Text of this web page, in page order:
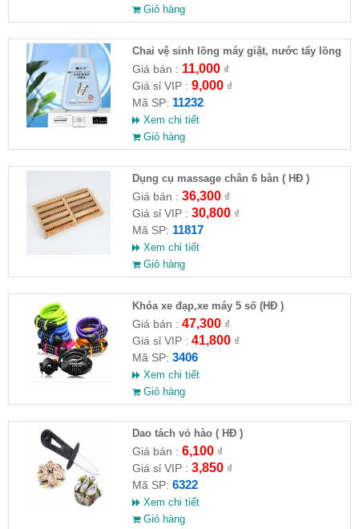
Giỏ hàng
Chai vệ sinh lồng máy giặt, nước tẩy lồng
máy giặt CLEANING FLUID
Giá bán : 11,000₫
Giá sỉ VIP : 9,000₫
Mã SP: 11232
Xem chi tiết
Giỏ hàng
Dụng cụ massage chân 6 bàn ( HĐ )
Giá bán : 36,300₫
Giá sỉ VIP : 30,800₫
Mã SP: 11817
Xem chi tiết
Giỏ hàng
Khóa xe đạp,xe máy 5 số (HĐ )
Giá bán : 47,300₫
Giá sỉ VIP : 41,800₫
Mã SP: 3406
Xem chi tiết
Giỏ hàng
Dao tách vỏ hào ( HĐ )
Giá bán : 6,100₫
Giá sỉ VIP : 3,850₫
Mã SP: 6322
Xem chi tiết
Giỏ hàng